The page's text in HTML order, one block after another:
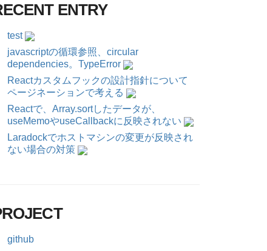
ENTRY
test
javascriptの循環参照、circular
dependencies。TypeError
Reactカスタムフックの設計指針について
ページネーションで考える
Reactで、Array.sortしたデータが、
useMemoやuseCallbackに反映されない
Laradockでホストマシンの変更が反映され
ない場合の対策
github